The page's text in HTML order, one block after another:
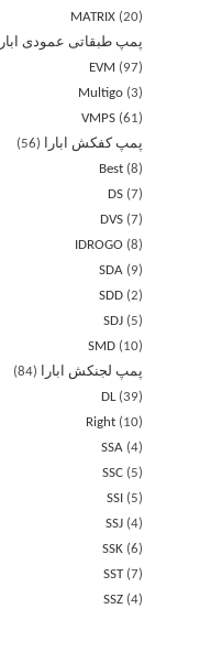
MATRIX 20
پمپ طبقاتی عمودی ابارا
EVM
97
Multigo 3
VMPS 61
پمپ کفکش ابارا
56
Best 8
DS 7
DVS 7
IDROGO
8
SDA
9
SDD 2
SDJ
5
SMD
10
پمپ لجنکش ابارا
84
DL 39
Right
10
SSA 4
SSC
5
SSI
5
SSJ 4
SSK 6
SST 7
SSZ 4